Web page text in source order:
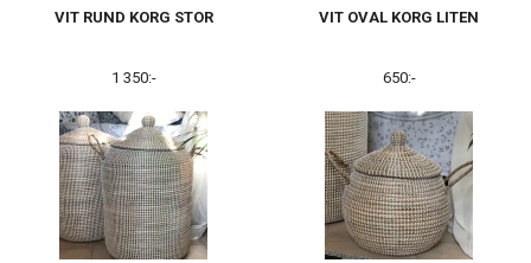
VIT RUND KORG STOR
1 350:-
VIT OVAL KORG LITEN
650:-